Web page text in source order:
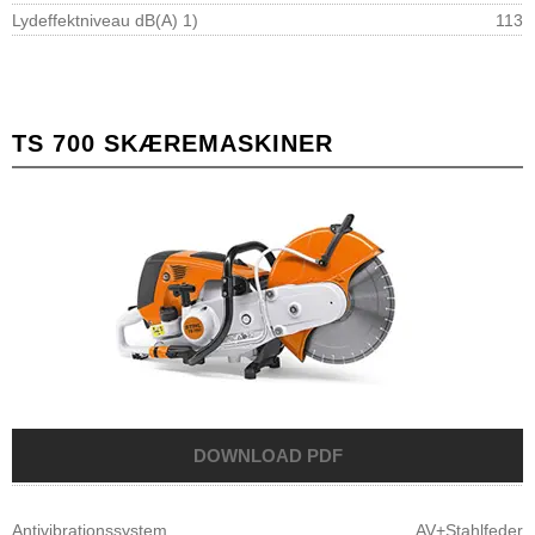
Lydeffektniveau dB(A) 1)
113
TS 700 SKÆREMASKINER
Antivibrationssystem AV+Stahlfeder